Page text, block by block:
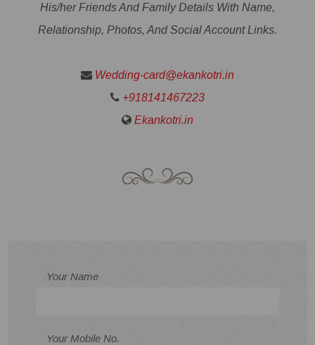
His/her Friends And Family Details With Name,
Relationship, Photos, And Social Account Links.
Wedding-card@ekankotri.in
+918141467223
Ekankotri.in
Your Name
Your Mobile No.